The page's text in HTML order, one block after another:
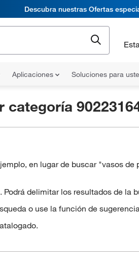
Descubra nuestras Ofertas
Aplicaciones Soluciones para
categoría
en lugar de buscar "vasos
delimitar los resultados de la
o use la función de